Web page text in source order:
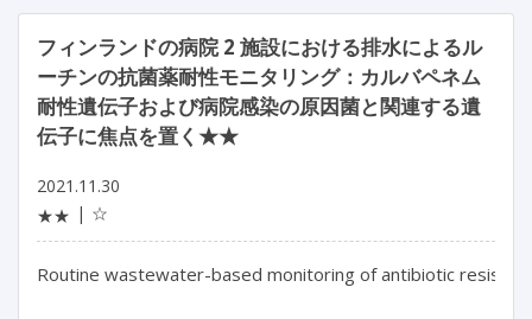
フィンランドの病院 2 施設における排水によるル
ーチンの抗菌薬耐性モニタリング：カルバペネム
耐性遺伝子および病院感染の原因菌と関連する遺
伝子に焦点を置く★★
2021.11.30
★★
☆
Routine wastewater-based monitoring of antibiotic